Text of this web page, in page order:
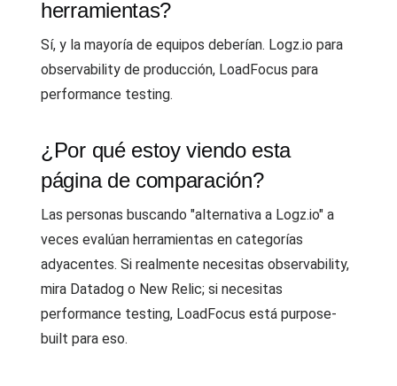
herramientas?
Sí, y la mayoría de equipos deberían. Logz.io para
observability de producción, LoadFocus para
performance testing.
¿Por qué estoy viendo esta
página de comparación?
Las personas buscando "alternativa a Logz.io" a
veces evalúan herramientas en categorías
adyacentes. Si realmente necesitas observability,
mira Datadog o New Relic; si necesitas
performance testing, LoadFocus está purpose-
built para eso.